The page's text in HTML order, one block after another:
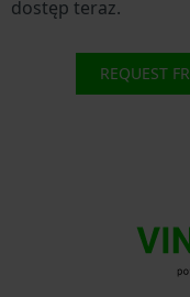
dostęp teraz.
REQUEST